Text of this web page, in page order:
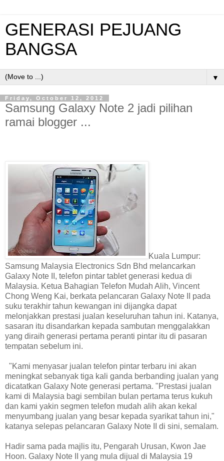
GENERASI PEJUANG
BANGSA
▼
Friday, October 12, 2012
Samsung Galaxy Note 2 jadi pilihan
ramai blogger ...
Kuala Lumpur:
Samsung Malaysia Electronics Sdn Bhd melancarkan
Galaxy Note II, telefon pintar tablet generasi kedua di
Malaysia. Ketua Bahagian Telefon Mudah Alih, Vincent
Chong Weng Kai, berkata pelancaran Galaxy Note II pada
suku terakhir tahun kewangan ini dijangka dapat
melonjakkan prestasi jualan keseluruhan tahun ini. Katanya,
sasaran itu disandarkan kepada sambutan menggalakkan
yang diraih generasi pertama peranti pintar itu di pasaran
tempatan sebelum ini.
"Kami menyasar jualan telefon pintar terbaru ini akan
meningkat sebanyak tiga kali ganda berbanding jualan yang
dicatatkan Galaxy Note generasi pertama. "Prestasi jualan
kami di Malaysia bagi sembilan bulan pertama terus kukuh
dan kami yakin segmen telefon mudah alih akan kekal
menyumbang jualan yang besar kepada syarikat tahun ini,"
katanya selepas pelancaran Galaxy Note II di sini, semalam.
Hadir sama pada majlis itu, Pengarah Urusan, Kwon Jae
Hoon. Galaxy Note II yang mula dijual di Malaysia 19